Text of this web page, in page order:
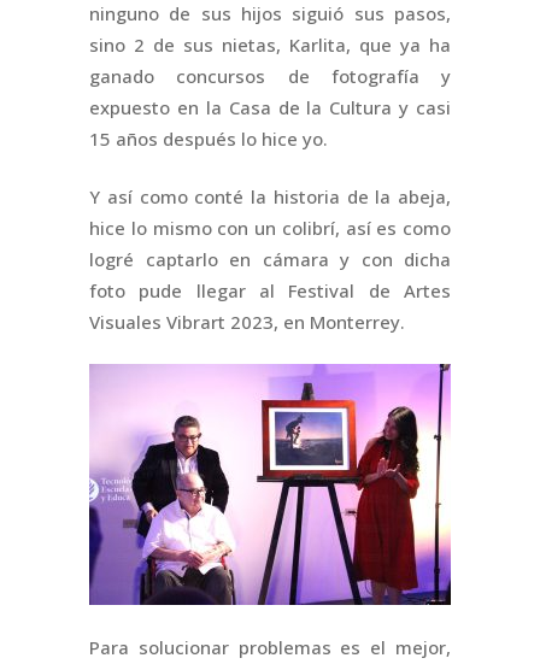
ninguno de sus hijos siguió sus pasos,
sino 2 de sus nietas, Karlita, que ya ha
ganado concursos de fotografía y
expuesto en la Casa de la Cultura y casi
15 años después lo hice yo.
Y así como conté la historia de la abeja,
hice lo mismo con un colibrí, así es como
logré captarlo en cámara y con dicha
foto pude llegar al Festival de Artes
Visuales Vibrart 2023, en Monterrey.
Para solucionar problemas es el mejor,